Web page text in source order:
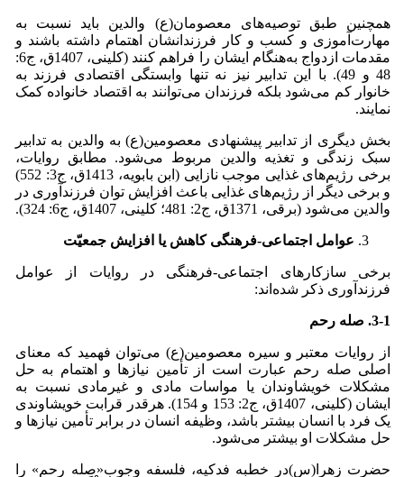
همچنین طبق توصیه‌های معصومان(ع) والدین باید نسبت به
مهارت‌آموزی و کسب و کار فرزندانشان اهتمام داشته باشند و
مقدمات ازدواج به‌هنگام ایشان را فراهم کنند (کلینی، 1407ق، ج6:
48 و 49). با این تدابیر نیز نه تنها وابستگی اقتصادی فرزند به
خانوار کم می‌شود بلکه فرزندان می‌توانند به اقتصاد خانواده کمک
نمایند.
بخش دیگری از تدابیر پیشنهادی معصومین(ع) به والدین به تدابیر
سبک زندگی و تغذیه والدین مربوط می‌شود. مطابق روایات،
برخی رژیم‌های غذایی موجب نازایی (ابن بابویه، 1413ق، ج3: 552)
و برخی دیگر از رژیم‌های غذایی باعث افزایش توان فرزندآوری در
والدین می‌شود (برقی، 1371ق، ج2: 481؛ کلینی، 1407ق، ج6: 324).
عوامل اجتماعی-فرهنگی کاهش یا افزایش جمعیّت
برخی سازکارهای اجتماعی-فرهنگی در روایات از عوامل
فرزندآوری ذکر شده‌اند:
3-1. صله رحم
از روایات معتبر و سیره معصومین(ع) می‌توان فهمید که معنای
اصلی صله رحم عبارت است از تأمین نیازها و اهتمام به حل
مشکلات خویشاوندان یا مواسات مادی و غیرمادی نسبت به
ایشان (کلینی، 1407ق، ج2: 153 و 154). هرقدر قرابت خویشاوندی
یک فرد با انسان بیشتر باشد، وظیفه انسان در برابر تأمین نیازها و
حل مشکلات او بیشتر می‌شود.
حضرت زهرا(س)در خطبه فدکیه، فلسفه وجوب«صله رحم» را